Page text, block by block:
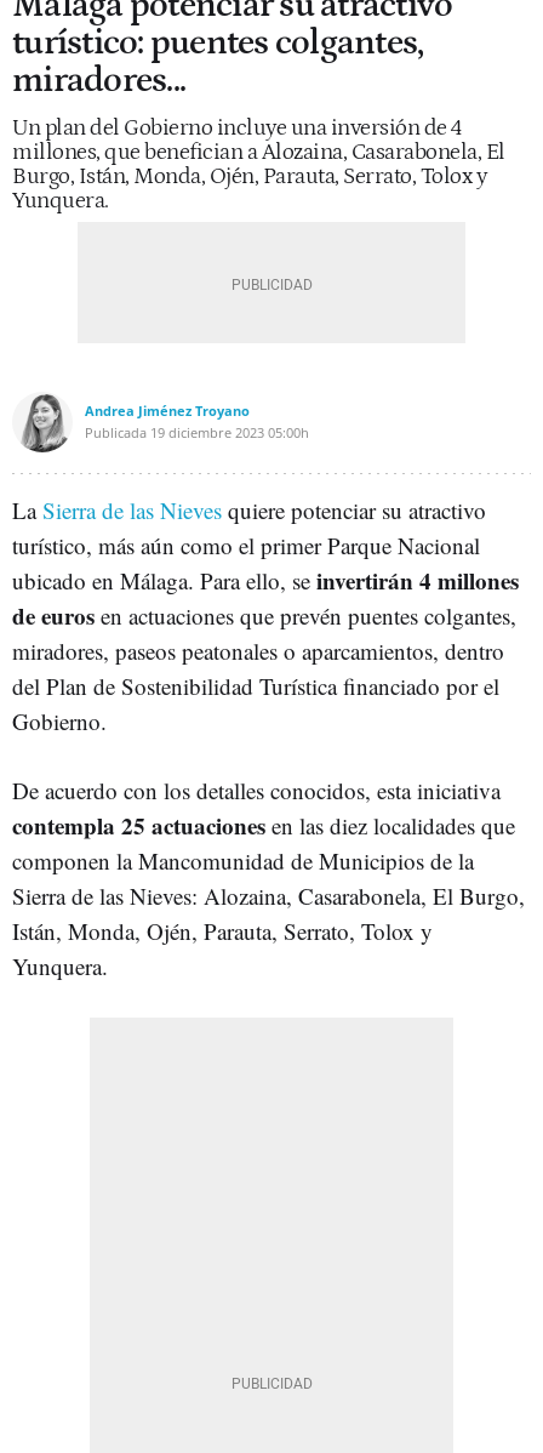
turístico: puentes colgantes,
miradores...
Un plan del Gobierno incluye una inversión de 4
millones, que benefician a Alozaina, Casarabonela, El
Burgo, Istán, Monda, Ojén, Parauta, Serrato, Tolox y
Yunquera.
Andrea Jiménez Troyano
Publicada 19 diciembre 2023 05:00h
LaSierra de las Nieves quiere potenciar su atractivo
turístico, más aún como el primer Parque Nacional
ubicado en Málaga. Para ello, se invertirán 4 millones
de euros en actuaciones que prevén puentes colgantes,
miradores, paseos peatonales o aparcamientos, dentro
del Plan de Sostenibilidad Turística financiado por el
Gobierno.
De acuerdo con los detalles conocidos, esta iniciativa
contempla 25 actuaciones en las diez localidades que
componen la Mancomunidad de Municipios de la
Sierra de las Nieves: Alozaina, Casarabonela, El Burgo,
Istán, Monda, Ojén, Parauta, Serrato, Tolox y
Yunquera.